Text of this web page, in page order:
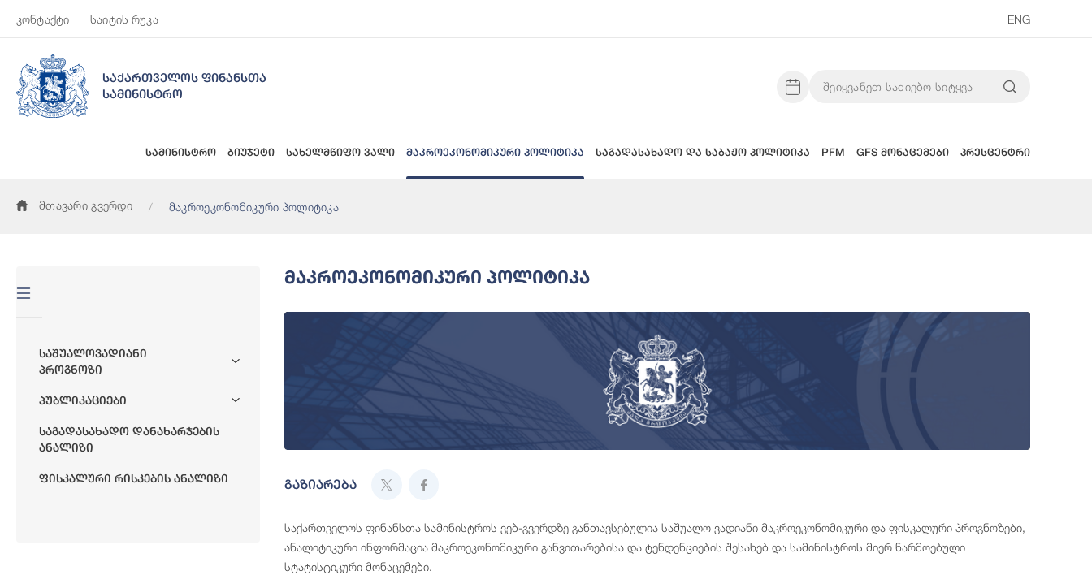
კონტაქტი საიტის რუკა ENG
საქართველოს ფინანსთა
სამინისტრო
სამინისტრო ბიუჯეტი სახელმწიფო ვალი მაკროეკონომიკური პოლიტიკა საგადასახადო და საბაჟო პოლიტიკა PFM GFS მონაცემები პრესცენტრი
მთავარი გვერდი მაკროეკონომიკური პოლიტიკა
Საშუალოვადიანი
Პროგნოზი
Პუბლიკაციები
Საგადასახადო Დანახარჯების
Ანალიზი
Ფისკალური Რისკების Ანალიზი
Მაკროეკონომიკური Პოლიტიკა
გაზიარება
საქართველოს ფინანსთა სამინისტროს ვებ-გვერდზე განთავსებულია საშუალო ვადიანი მაკროეკონომიკური და ფისკალური პროგნოზები,
ანალიტიკური ინფორმაცია მაკროეკონომიკური განვითარებისა და ტენდენციების შესახებ და სამინისტროს მიერ წარმოებული
სტატისტიკური მონაცემები.